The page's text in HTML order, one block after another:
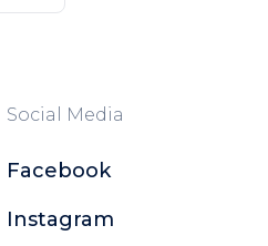
Social Media
Facebook
Instagram